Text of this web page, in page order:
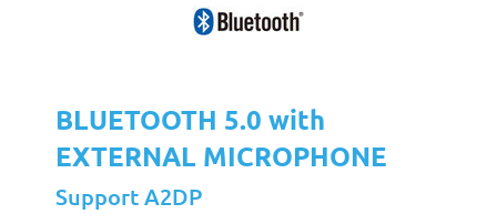
BLUETOOTH 5.0 with
EXTERNAL MICROPHONE
Support A2DP